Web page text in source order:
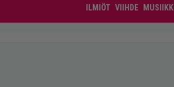
ILMIÖT VIIHDE MUSIIKKI